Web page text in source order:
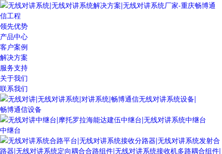
领先优势
产品中心
客户案例
解决方案
服务支持
关于我们
联系我们
畅博通信设备
中继台